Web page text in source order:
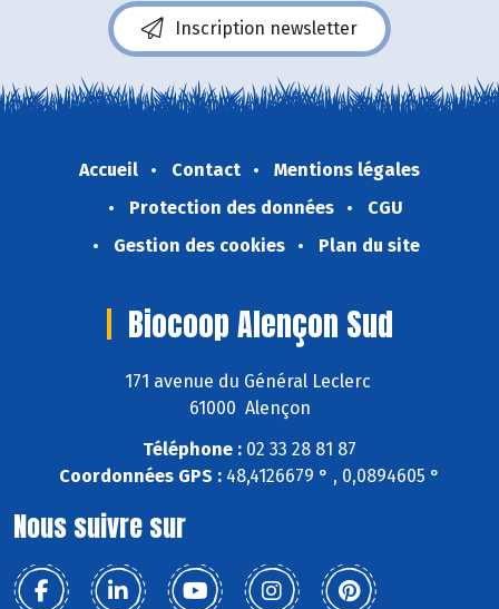
Inscription newsletter
Accueil Contact
Mentions légales
Protection des données
CGU
Gestion des cookies
Plan du site
Biocoop Alençon Sud
171 avenue du Général Leclerc
61000 Alençon
Téléphone : 02 33 28 81 87
Coordonnées GPS : 48,4126679 ° , 0,0894605 °
Nous suivre sur